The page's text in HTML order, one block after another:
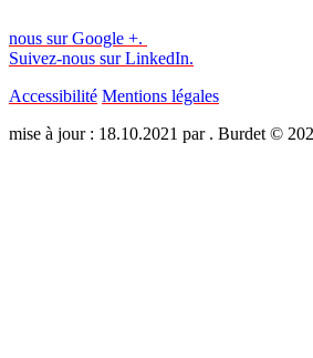
nous sur Google +.
Suivez-nous sur LinkedIn.
Accessibilité Mentions légales
mise à jour : 18.10.2021 par . Burdet ©